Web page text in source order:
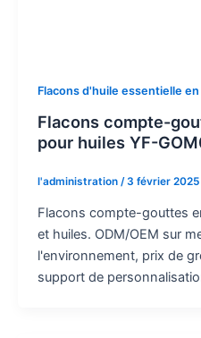
Flacons d'huile essentielle
Flacons compte-
pour huiles YF-
l'administration /3 février 2025
Flacons compte-gouttes
et huiles. ODM/OEM sur
l'environnement, prix de
support de